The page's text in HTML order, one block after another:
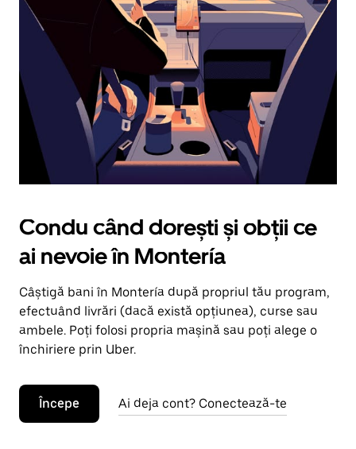
în
jos.
Închide
calendarul
apăsând
pe
butonul
Escape.
Condu când dorești și obții ce
ai nevoie în Montería
Câștigă bani în Montería după propriul tău program,
efectuând livrări (dacă există opțiunea), curse sau
ambele. Poți folosi propria mașină sau poți alege o
închiriere prin Uber.
Începe Ai deja cont? Conectează-te